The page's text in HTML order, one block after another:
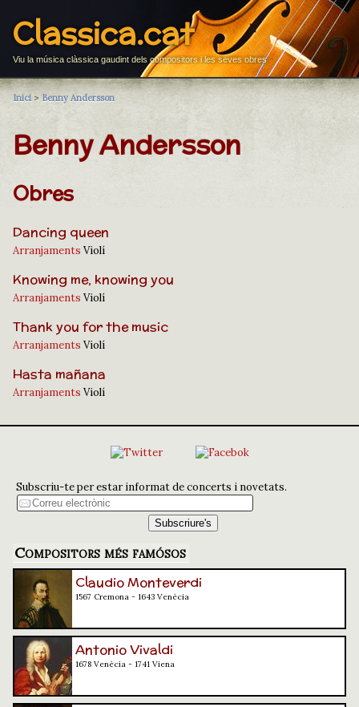
Classica.cat
Viu la música clàssica gaudint dels compositors i les seves obres
Inici > Benny Andersson
Benny Andersson
Obres
Dancing queen
Arranjaments Violí
Knowing me, knowing you
Arranjaments Violí
Thank you for the music
Arranjaments Violí
Hasta mañana
Arranjaments Violí
Subscriu-te per estar informat de concerts i novetats.
Compositors més famósos
Claudio Monteverdi
1567 Cremona - 1643 Venècia
Antonio Vivaldi
1678 Venècia - 1741 Viena